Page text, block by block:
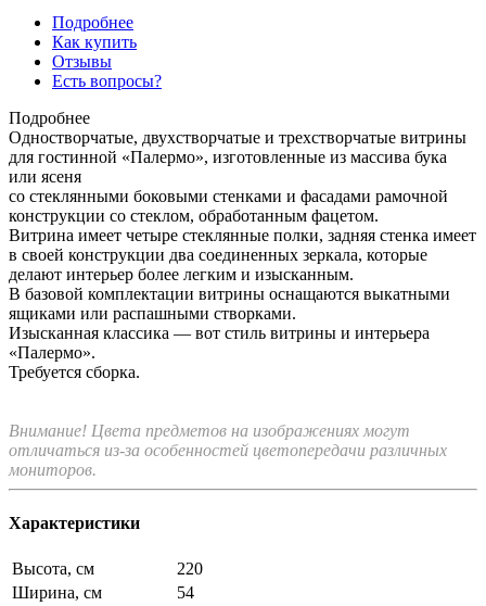
Подробнее
Как купить
Отзывы
Есть вопросы?
Подробнее
Одностворчатые, двухстворчатые и трехстворчатые витрины
для гостинной «Палермо», изготовленные из массива бука
или ясеня
со стеклянными боковыми стенками и фасадами рамочной
конструкции со стеклом, обработанным фацетом.
Витрина имеет четыре стеклянные полки, задняя стенка имеет
в своей конструкции два соединенных зеркала, которые
делают интерьер более легким и изысканным.
В базовой комплектации витрины оснащаются выкатными
ящиками или распашными створками.
Изысканная классика — вот стиль витрины и интерьера
«Палермо».
Требуется сборка.
Внимание! Цвета предметов на изображениях могут
отличаться из-за особенностей цветопередачи различных
мониторов.
Характеристики
Высота, см
220
Ширина, см
54